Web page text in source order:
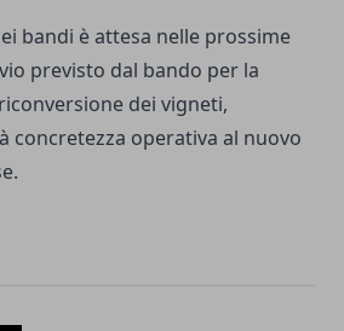
bandi è attesa nelle prossime
previsto dal bando per la
dei vigneti,
concretezza operativa al nuovo